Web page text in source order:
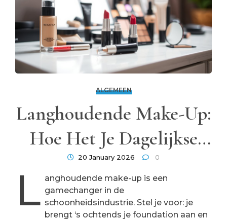
ALGEMEEN
Langhoudende Make-Up:
Hoe Het Je Dagelijkse
Routine Verandert
20 January 2026 0
L anghoudende make-up is een
gamechanger in de
schoonheidsindustrie. Stel je voor: je
brengt ‘s ochtends je foundation aan en